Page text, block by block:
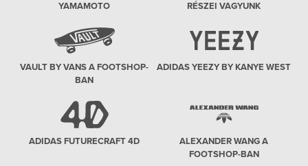
YAMAMOTO
RÉSZEI VAGYUNK
VAULT BY VANS A FOOTSHOP-
BAN
ADIDAS YEEZY BY KANYE WEST
ADIDAS FUTURECRAFT 4D
ALEXANDER WANG A
FOOTSHOP-BAN